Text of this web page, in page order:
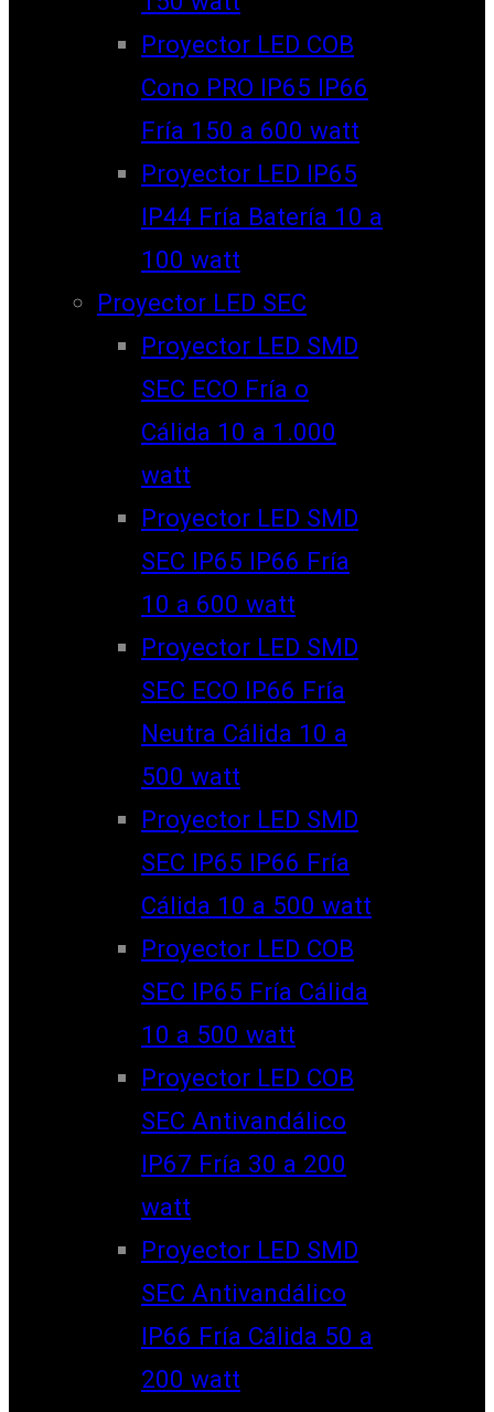
Proyector LED COB
Cono PRO IP65 IP66
Fría 150 a 600 watt
Proyector LED IP65
IP44 Fría Batería 10 a
100 watt
Proyector LED SEC
Proyector LED SMD
SEC ECO Fría o
Cálida 10 a 1.000
watt
Proyector LED SMD
SEC IP65 IP66 Fría
10 a 600 watt
Proyector LED SMD
SEC ECO IP66 Fría
Neutra Cálida 10 a
500 watt
Proyector LED SMD
SEC IP65 IP66 Fría
Cálida 10 a 500 watt
Proyector LED COB
SEC IP65 Fría Cálida
10 a 500 watt
Proyector LED COB
SEC Antivandálico
IP67 Fría 30 a 200
watt
Proyector LED SMD
SEC Antivandálico
IP66 Fría Cálida 50 a
200 watt